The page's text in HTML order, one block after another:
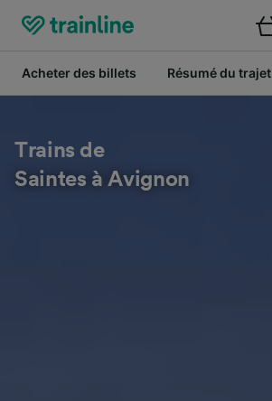
Acheter des billets Résumé du trajet
Trains de
Saintes à Avignon